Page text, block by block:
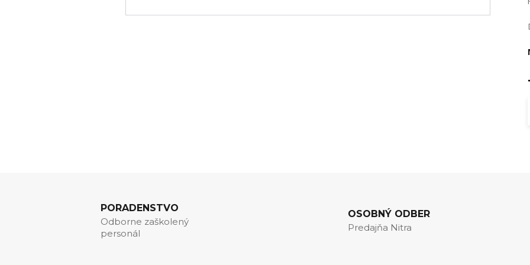
PORADENSTVO
Odborne zaškolený
personál
OSOBNÝ ODBER
Predajňa Nitra